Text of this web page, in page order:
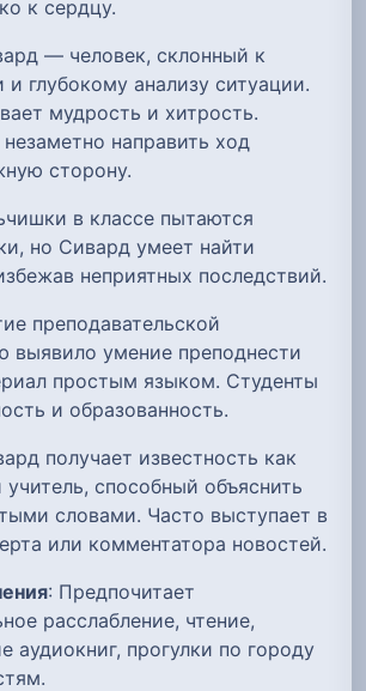
к сердцу.
— человек, склонный к
глубокому анализу ситуации.
мудрость и хитрость.
направить ход
сторону.
в классе пытаются
но Сивард умеет найти
неприятных последствий.
преподавательской
выявило умение преподнести
простым языком. Студенты
и образованность.
получает известность как
способный объяснить
словами. Часто выступает в
или комментатора новостей.
: Предпочитает
расслабление, чтение,
аудиокниг, прогулки по городу